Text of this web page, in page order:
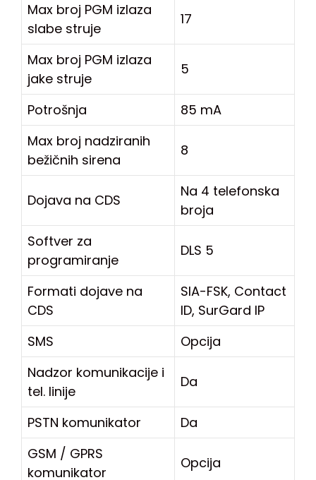
Max broj PGM izlaza
slabe struje
17
Max broj PGM izlaza
jake struje
5
Potrošnja
85 mA
Max broj nadziranih
bežičnih sirena
8
Dojava na CDS
Na 4 telefonska
broja
Softver za
programiranje
DLS 5
Formati dojave na
CDS
SIA-FSK, Contact
ID, SurGard IP
SMS
Opcija
Nadzor komunikacije i
tel. linije
Da
PSTN komunikator
Da
GSM / GPRS
komunikator
Opcija